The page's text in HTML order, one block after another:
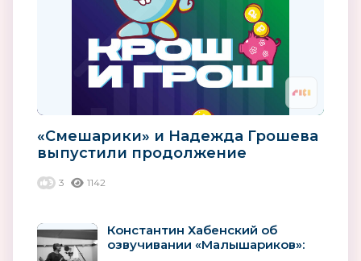
«Смешарики» и Надежда Грошева
выпустили продолжение
3 1142
Константин Хабенский об
озвучивании «Малышариков»: